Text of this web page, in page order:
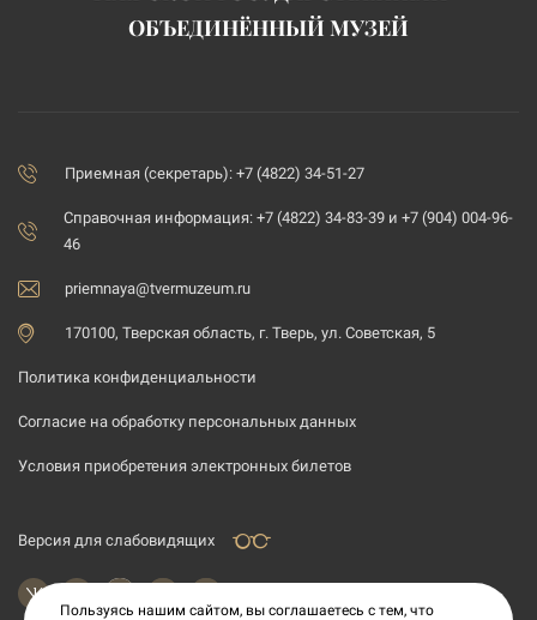
ОБЪЕДИНЁННЫЙ МУЗЕЙ
Приемная (секретарь): +7 (4822) 34-51-27
Справочная информация: +7 (4822) 34-83-39 и +7 (904) 004-96-
46
priemnaya@tvermuzeum.ru
170100, Тверская область, г. Тверь, ул. Советская, 5
Политика конфиденциальности
Согласие на обработку персональных данных
Условия приобретения электронных билетов
Версия для слабовидящих
Пользуясь нашим сайтом, вы соглашаетесь с тем, что